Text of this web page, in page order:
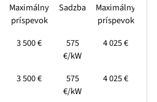
Maximálny
príspevok
Sadzba
Maximálny
príspevok
3 500 €
575
€/kW
4 025 €
3 500 €
575
€/kW
4 025 €